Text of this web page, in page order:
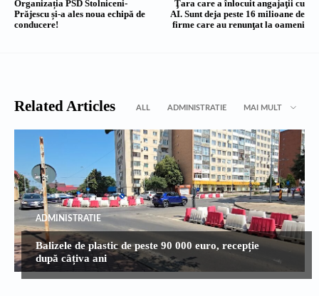
Organizația PSD Stolniceni-
Prăjescu și-a ales noua echipă de
conducere!
Ţara care a înlocuit angajaţii cu
AI. Sunt deja peste 16 milioane de
firme care au renunţat la oameni
Related Articles ALL ADMINISTRATIE MAI MULT
ADMINISTRATIE
Balizele de plastic de peste 90 000 euro, recepție
după câțiva ani